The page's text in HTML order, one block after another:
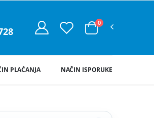
0
NAČIN ISPORUKE
PLAĆANJA